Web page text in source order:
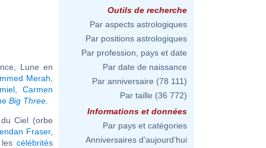
Lune en
Merah
, Carmen
Big Three
Ciel (orbe
Fraser,
lescélébrités
Outils de recherche
Par aspects astrologiques
Par positions astrologiques
Par profession, pays et date
Par date de naissance
Par anniversaire (78 111)
Par taille (36 772)
Informations et données
Par pays et catégories
Anniversaires d'aujourd'hui